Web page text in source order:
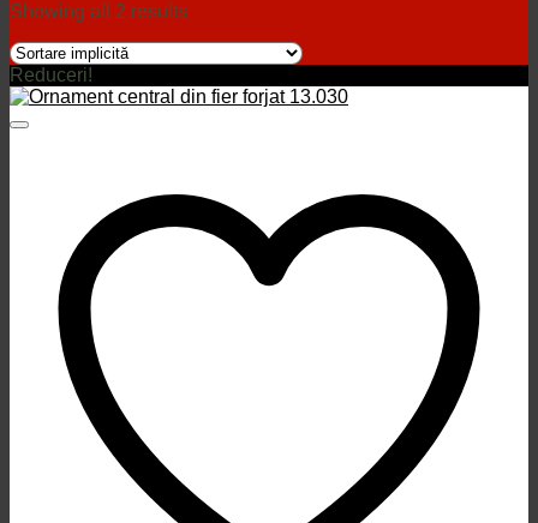
Showing all 2 results
Reduceri!